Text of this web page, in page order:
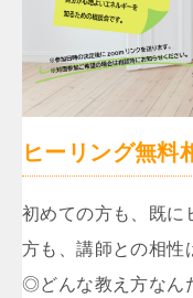
ヒーリング無料
初めての方も、既に
方も、講師との相性
◎どんな教え方なん